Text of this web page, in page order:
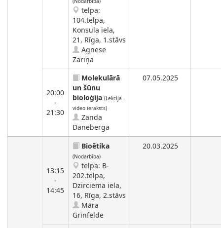
telpa:
104.telpa,
Konsula iela,
21, Rīga, 1.stāvs
Agnese
Zariņa
20:00
-
21:30
Molekulārā
un šūnu
bioloģija (Lekcija -
video ieraksts)
Zanda
Daneberga
07.05.2025
13:15
-
14:45
Bioētika
(Nodarbība)
telpa: B-
202.telpa,
Dzirciema iela,
16, Rīga, 2.stāvs
Māra
Grīnfelde
20.03.2025